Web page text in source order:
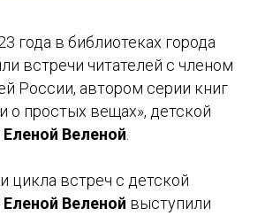
года в библиотеках города
встречи читателей с членом
России, автором серии книг
о простых вещах», детской
Еленой Веленой
цикла встреч с детской
Еленой Веленой выступили